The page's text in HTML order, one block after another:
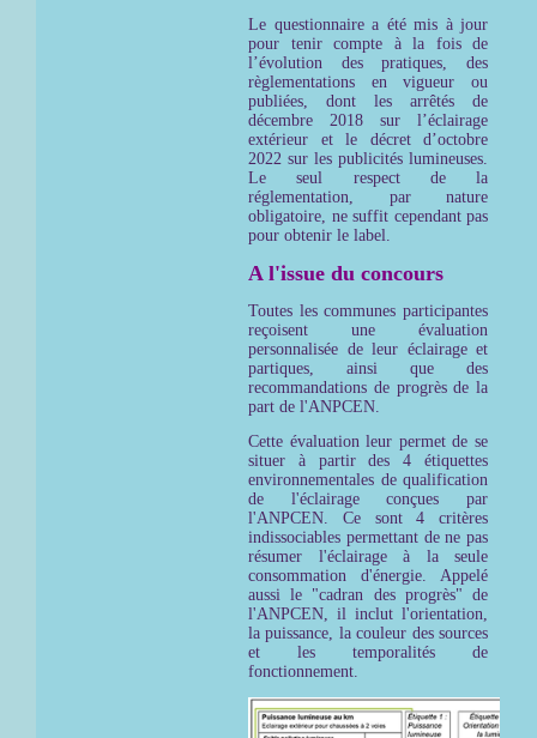
Le questionnaire a été mis à jour
pour tenir compte à la fois de
l’évolution des pratiques, des
règlementations en vigueur ou
publiées, dont les arrêtés de
décembre 2018 sur l’éclairage
extérieur et le décret d’octobre
2022 sur les publicités lumineuses.
Le seul respect de la
réglementation, par nature
obligatoire, ne suffit cependant pas
pour obtenir le label.
A l'issue du concours
Toutes les communes participantes
reçoisent une évaluation
personnalisée de leur éclairage et
partiques, ainsi que des
recommandations de progrès de la
part de l'ANPCEN.
Cette évaluation leur permet de se
situer à partir des 4 étiquettes
environnementales de qualification
de l'éclairage conçues par
l'ANPCEN. Ce sont 4 critères
indissociables permettant de ne pas
résumer l'éclairage à la seule
consommation d'énergie. Appelé
aussi le "cadran des progrès" de
l'ANPCEN, il inclut l'orientation,
la puissance, la couleur des sources
et les temporalités de
fonctionnement.